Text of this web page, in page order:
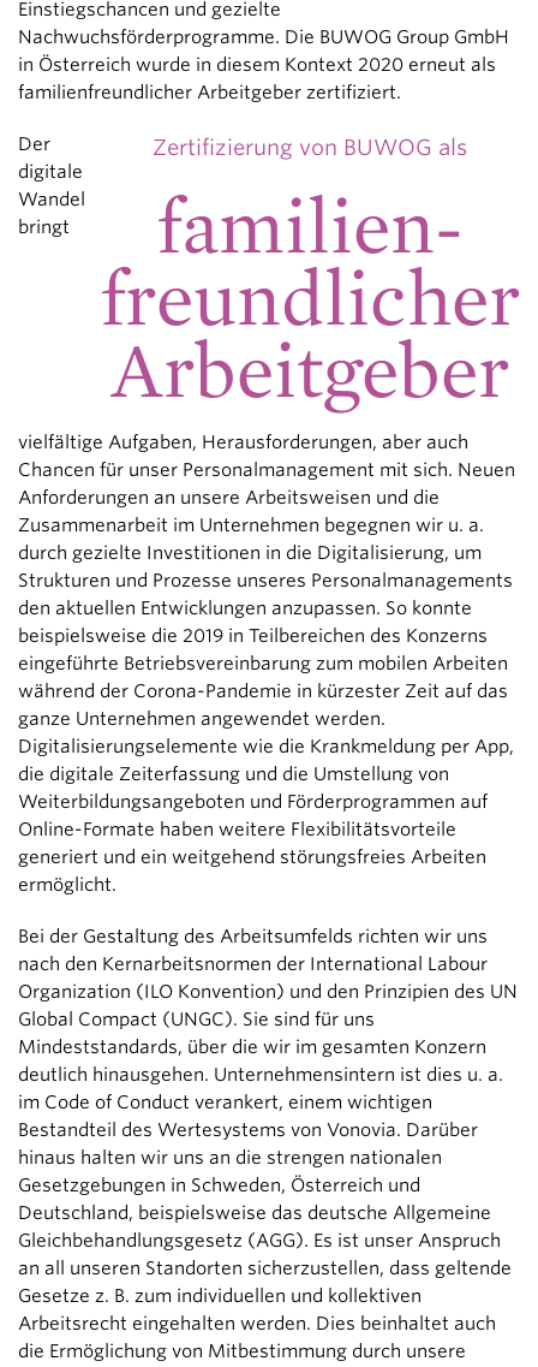
Einstiegschancen und gezielte
Nachwuchsförderprogramme. Die BUWOG Group GmbH
in Österreich wurde in diesem Kontext 2020 erneut als
familienfreundlicher Arbeitgeber zertifiziert.
Zertifizierung von BUWOG als
familien-
freundlicher
Arbeitgeber
Der
digitale
Wandel
bringt
vielfältige Aufgaben, Herausforderungen, aber auch
Chancen für unser Personalmanagement mit sich. Neuen
Anforderungen an unsere Arbeitsweisen und die
Zusammenarbeit im Unternehmen begegnen wir u. a.
durch gezielte Investitionen in die Digitalisierung, um
Strukturen und Prozesse unseres Personalmanagements
den aktuellen Entwicklungen anzupassen. So konnte
beispielsweise die 2019 in Teilbereichen des Konzerns
eingeführte Betriebsvereinbarung zum mobilen Arbeiten
während der Corona-Pandemie in kürzester Zeit auf das
ganze Unternehmen angewendet werden.
Digitalisierungselemente wie die Krankmeldung per App,
die digitale Zeiterfassung und die Umstellung von
Weiterbildungsangeboten und Förderprogrammen auf
Online-Formate haben weitere Flexibilitätsvorteile
generiert und ein weitgehend störungsfreies Arbeiten
ermöglicht.
Bei der Gestaltung des Arbeitsumfelds richten wir uns
nach den Kernarbeitsnormen der International Labour
Organization (ILO Konvention) und den Prinzipien des UN
Global Compact (UNGC). Sie sind für uns
Mindeststandards, über die wir im gesamten Konzern
deutlich hinausgehen. Unternehmensintern ist dies u. a.
im Code of Conduct verankert, einem wichtigen
Bestandteil des Wertesystems von Vonovia. Darüber
hinaus halten wir uns an die strengen nationalen
Gesetzgebungen in Schweden, Österreich und
Deutschland, beispielsweise das deutsche Allgemeine
Gleichbehandlungsgesetz (AGG). Es ist unser Anspruch
an all unseren Standorten sicherzustellen, dass geltende
Gesetze z. B. zum individuellen und kollektiven
Arbeitsrecht eingehalten werden. Dies beinhaltet auch
die Ermöglichung von Mitbestimmung durch unsere